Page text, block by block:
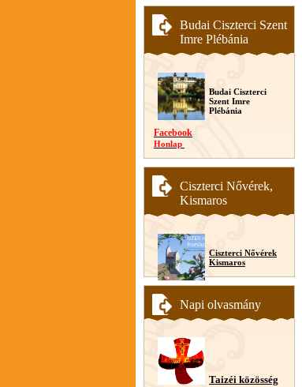
Budai Ciszterci Szent
Imre Plébánia
Budai Ciszterci
Szent Imre
Plébánia
Facebook
Honlap
Ciszterci Nővérek,
Kismaros
Ciszterci Nővérek
Kismaros
Napi olvasmány
Taizéi közösség